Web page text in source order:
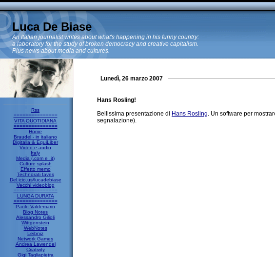
Luca De Biase
An Italian journalist writes about what's happening in his funny country:
a laboratory for the study of broken democracy and creative capitalism.
Plus news about media and cultures.
Rss
===============
VITA QUOTIDIANA
===============
Home
Braudel - in italiano
Digitalia & EquiLiber
Video e audio
Italy
Media (.com e .it)
Culture splash
Effetto memo
Technorati faves
Del.icio.us/lucadebiase
Vecchi videoblog
===============
LUNGA DURATA
===============
Paolo Valdemarin
Blog Notes
Alessandro Gilioli
Wittgenstein
WebNotes
Leibniz
Network Games
Andrea Lawendel
Criativity
Gigi Tagliapietra
Lunedì, 26 marzo 2007
Hans Rosling!
Bellissima presentazione di Hans Rosling. Un software per
segnalazione).